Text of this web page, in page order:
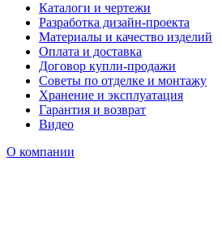
Каталоги и чертежи
Разработка дизайн-проекта
Материалы и качество изделий
Оплата и доставка
Договор купли-продажи
Советы по отделке и монтажу
Хранение и эксплуатация
Гарантия и возврат
Видео
О компании